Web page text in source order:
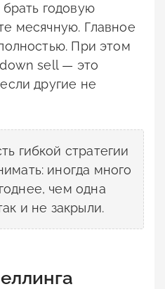
брать годовую
месячную. Главное
При этом
sell — это
другие не
гибкой стратегии
иногда много
чем одна
и не закрыли.